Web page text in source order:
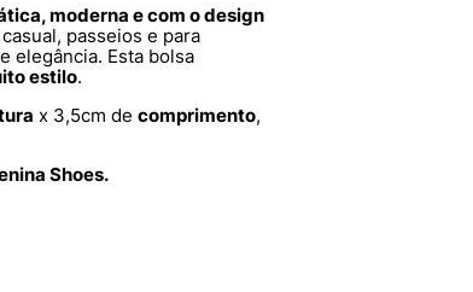
moderna e com o design
passeios e para
elegância. Esta bolsa
estilo.
x 3,5cm de comprimento,
Shoes.